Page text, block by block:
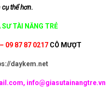
thể hơn.
TÀI NĂNG TRẺ
09 87 87 0217 CÔ MƯỢT
daykem.net
info@giasutainangtre.vn